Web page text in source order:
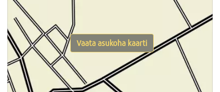
Vaata asukoha kaarti